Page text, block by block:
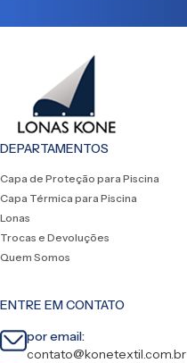
DEPARTAMENTOS
Capa de Proteção para Piscina
Capa Térmica para Piscina
Lonas
Trocas e Devoluções
Quem Somos
ENTRE EM CONTATO
por email:
contato@konetextil.com.br